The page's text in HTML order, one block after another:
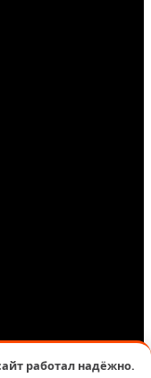
работал надёжно.